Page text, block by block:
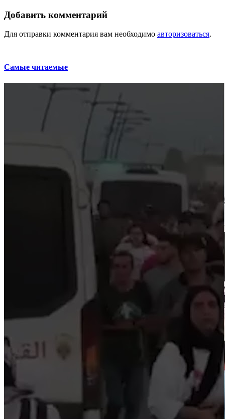
Добавить комментарий
Для отправки комментария вам необходимо авторизоваться.
Самые читаемые